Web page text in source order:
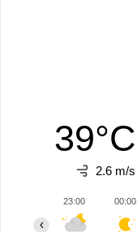
39°C
2.6 m/s
23:00 00:00
‹